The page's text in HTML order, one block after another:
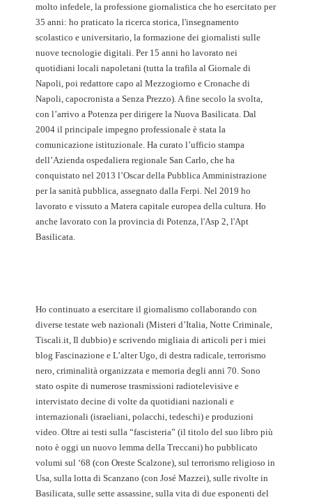
molto infedele, la professione giornalistica che ho esercitato per
35 anni: ho praticato la ricerca storica, l'insegnamento
scolastico e universitario, la formazione dei giornalisti sulle
nuove tecnologie digitali. Per 15 anni ho lavorato nei
quotidiani locali napoletani (tutta la trafila al Giornale di
Napoli, poi redattore capo al Mezzogiorno e Cronache di
Napoli, capocronista a Senza Prezzo). A fine secolo la svolta,
con l’arrivo a Potenza per dirigere la Nuova Basilicata. Dal
2004 il principale impegno professionale è stata la
comunicazione istituzionale. Ha curato l’ufficio stampa
dell’Azienda ospedaliera regionale San Carlo, che ha
conquistato nel 2013 l’Oscar della Pubblica Amministrazione
per la sanità pubblica, assegnato dalla Ferpi. Nel 2019 ho
lavorato e vissuto a Matera capitale europea della cultura. Ho
anche lavorato con la provincia di Potenza, l'Asp 2, l'Apt
Basilicata.
Ho continuato a esercitare il giornalismo collaborando con
diverse testate web nazionali (Misteri d’Italia, Notte Criminale,
Tiscali.it, Il dubbio) e scrivendo migliaia di articoli per i miei
blog Fascinazione e L’alter Ugo, di destra radicale, terrorismo
nero, criminalità organizzata e memoria degli anni 70. Sono
stato ospite di numerose trasmissioni radiotelevisive e
intervistato decine di volte da quotidiani nazionali e
internazionali (israeliani, polacchi, tedeschi) e produzioni
video. Oltre ai testi sulla “fascisteria” (il titolo del suo libro più
noto è oggi un nuovo lemma della Treccani) ho pubblicato
volumi sul ‘68 (con Oreste Scalzone), sul terrorismo religioso in
Usa, sulla lotta di Scanzano (con José Mazzei), sulle rivolte in
Basilicata, sulle sette assassine, sulla vita di due esponenti del